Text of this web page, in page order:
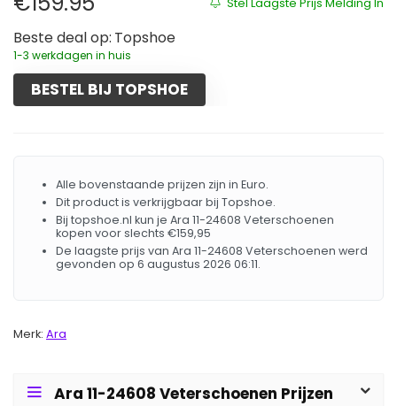
Beste deal op: Topshoe
1-3 werkdagen in huis
BESTEL BIJ TOPSHOE
Alle bovenstaande prijzen zijn in Euro.
Dit product is verkrijgbaar bij Topshoe.
Bij topshoe.nl kun je Ara 11-24608 Veterschoenen
kopen voor slechts €159,95
De laagste prijs van Ara 11-24608 Veterschoenen werd
gevonden op 6 augustus 2026 06:11.
Merk: Ara
Ara 11-24608 Veterschoenen Prijzen